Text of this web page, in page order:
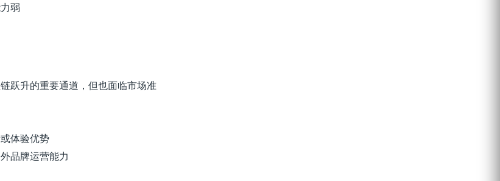
弱
跃升的重要通道，但也面临市场准
体验优势
品牌运营能力